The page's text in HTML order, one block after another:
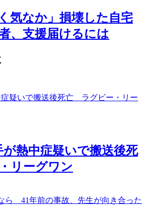
気なか」損壊した自宅
、支援届けるには
症疑いで搬送後死亡 ラグビー・リー
が熱中症疑いで搬送後死
リーグワン
ら 41年前の事故、先生が向き合った